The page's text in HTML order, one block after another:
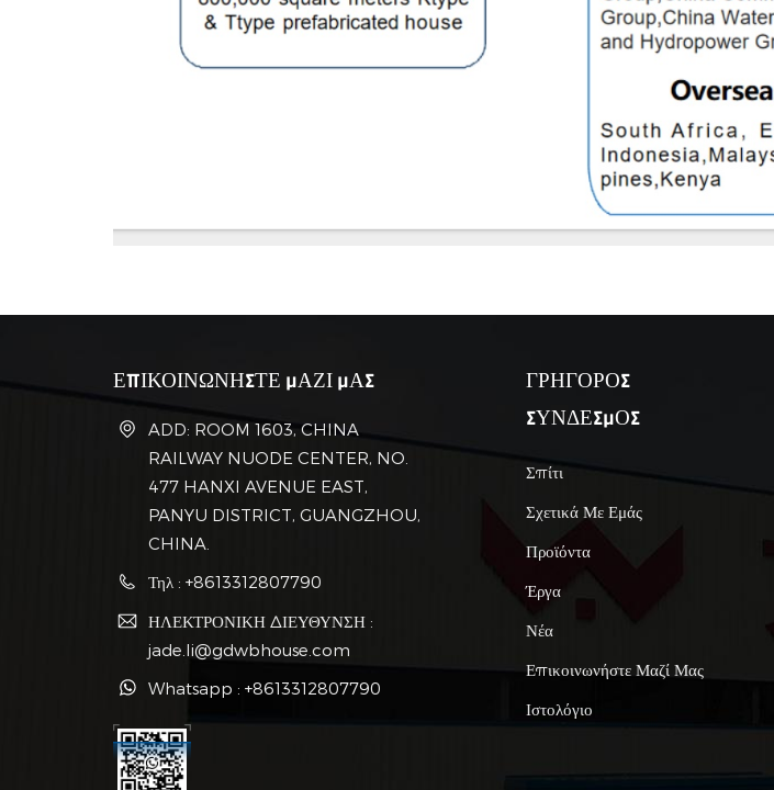
ΕΠΙΚΟΙΝΩΝΗΣΤΕ ΜΑΖΙ ΜΑΣ
ADD: ROOM 1603, CHINA
RAILWAY NUODE CENTER, NO.
477 HANXI AVENUE EAST,
PANYU DISTRICT, GUANGZHOU,
CHINA.
Τηλ : +8613312807790
ΗΛΕΚΤΡΟΝΙΚΗ ΔΙΕΥΘΥΝΣΗ :
jade.li@gdwbhouse.com
Whatsapp : +8613312807790
ΓΡΗΓΟΡΟΣ
ΣΥΝΔΕΣΜΟΣ
Σπίτι
Σχετικά Με Εμάς
Προϊόντα
Έργα
Νέα
Επικοινωνήστε Μαζί Μας
Ιστολόγιο